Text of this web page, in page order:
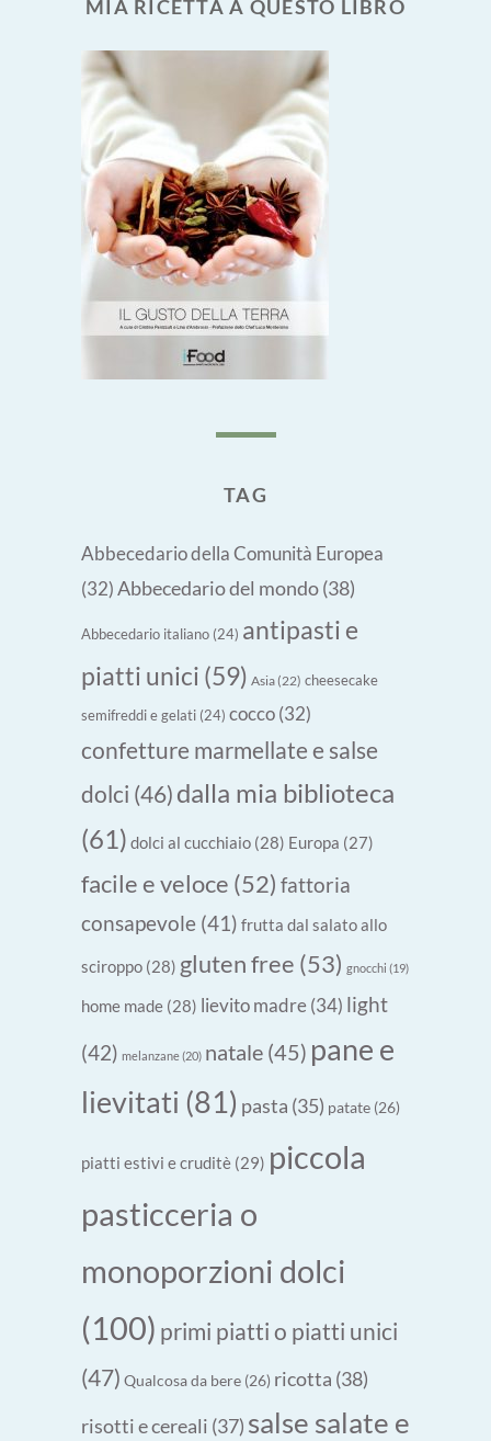
MIA RICETTA A QUESTO LIBRO
TAG
Abbecedario della Comunità Europea
(32) Abbecedario del mondo(38)
Abbecedario italiano (24) antipasti e
piatti unici (59) Asia(22) cheesecake
semifreddi e gelati (24) cocco (32)
confetture marmellate e salse
dolci (46) dalla mia biblioteca
(61) dolci al cucchiaio (28) Europa (27)
facile e veloce (52) fattoria
consapevole (41) frutta dal salato allo
sciroppo (28) gluten free (53) gnocchi (19)
home made (28) lievito madre(34) light
(42) melanzane(20) natale (45) pane e
lievitati (81) pasta (35) patate (26)
piatti estivi e cruditè (29) piccola
pasticceria o
monoporzioni dolci
(100) primi piatti o piatti unici
(47) Qualcosa da bere (26) ricotta (38)
risotti e cereali (37) salse salate e